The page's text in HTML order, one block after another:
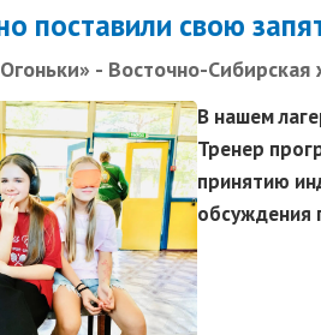
поставили свою
- Восточно-Сибирская
В нашем
Тренер
принятию
обсуждения